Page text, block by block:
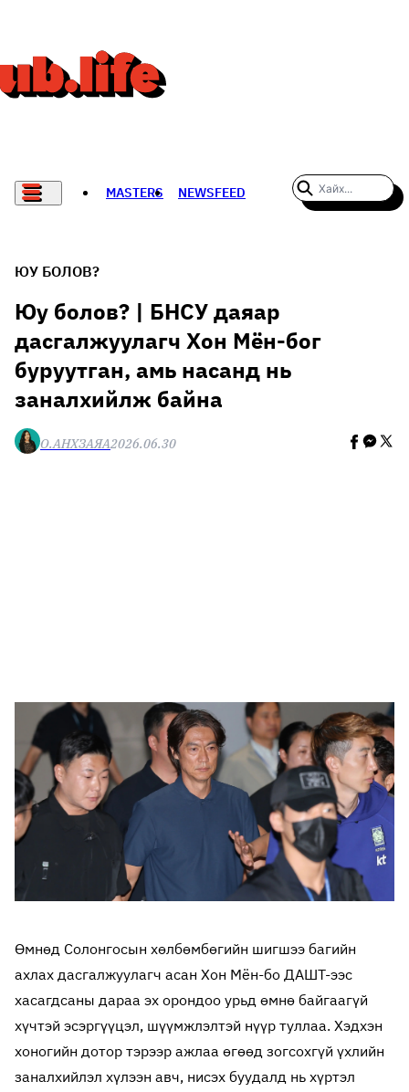
MASTERS NEWSFEED
THE NEW YORK TIMES
НАДАД НЭГ САНАЛ БАЙНА
ЮУ БОЛОВ?
Юу болов? | БНСУ даяар
дасгалжуулагч Хон Мён-бог
буруутган, амь насанд нь
заналхийлж байна
О.АНХЗАЯА2026.06.30
Өмнөд Солонгосын хөлбөмбөгийн шигшээ багийн
ахлах дасгалжуулагч асан Хон Мён-бо ДАШТ-ээс
хасагдсаны дараа эх орондоо урьд өмнө байгаагүй
хүчтэй эсэргүүцэл, шүүмжлэлтэй нүүр туллаа. Хэдхэн
хоногийн дотор тэрээр ажлаа өгөөд зогсохгүй үхлийн
заналхийлэл хүлээн авч, нисэх буудалд нь хүртэл